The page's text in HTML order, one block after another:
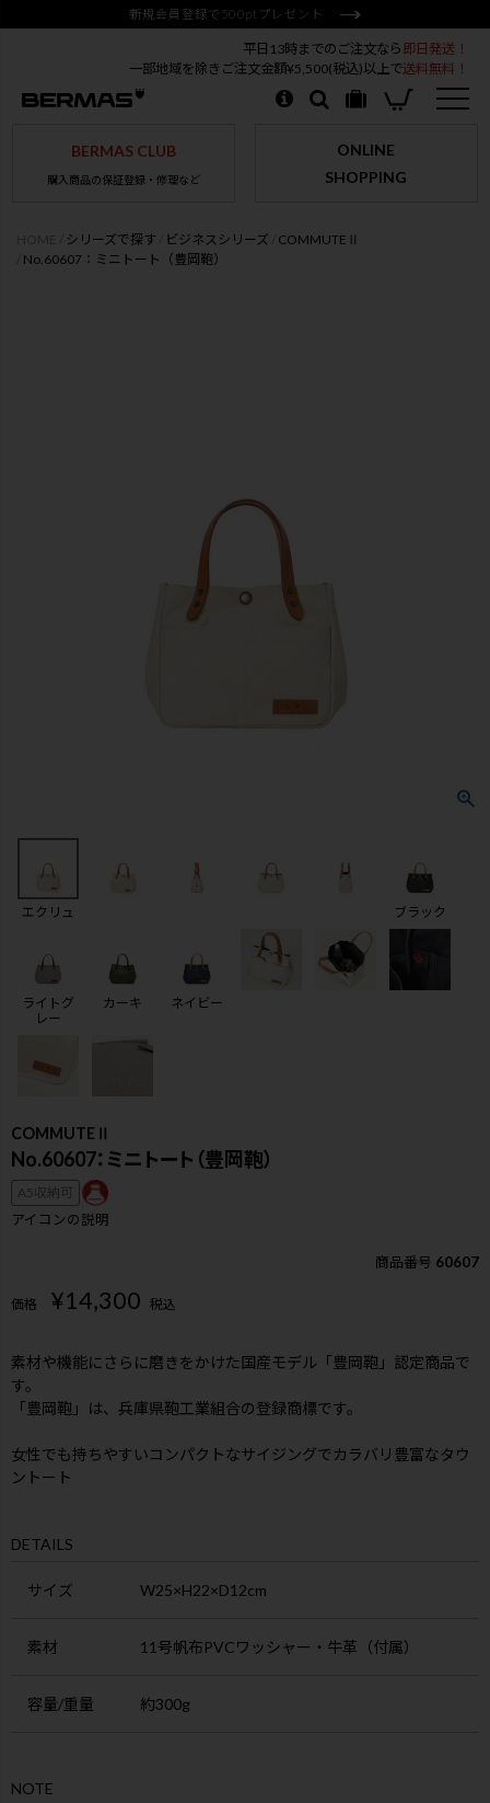
新規会員登録で500ptプレゼント
平日13時までのご注文なら 即日発送！
一部地域を除きご注文金額¥5,500(税込)以上で送料無料！
検索
BERMAS CLUB
購入商品の保証登録・修理など
ONLINE
SHOPPING
シリーズで探す ビジネスシリーズ
COMMUTEⅡ
No.60607：ミニトート（豊岡鞄）
エクリュ ブラック
ライトグ
レー
カーキ ネイビー
COMMUTEⅡ
No.60607：ミニトート（豊岡鞄）
A5収納可
アイコンの説明
商品番号 60607
価格 ¥14,300 税込
素材や機能にさらに磨きをかけた国産モデル「豊岡鞄」認定商品で
す。
「豊岡鞄」は、兵庫県鞄工業組合の登録商標です。
女性でも持ちやすいコンパクトなサイジングでカラバリ豊富なタウ
ントート
DETAILS
サイズ W25×H22×D12cm
素材 11号帆布PVCワッシャー・牛革（付属）
容量/重量 約300g
NOTE